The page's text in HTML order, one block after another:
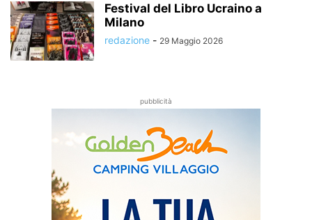
Festival del Libro Ucraino a
Milano
redazione - 29 Maggio 2026
pubblicità